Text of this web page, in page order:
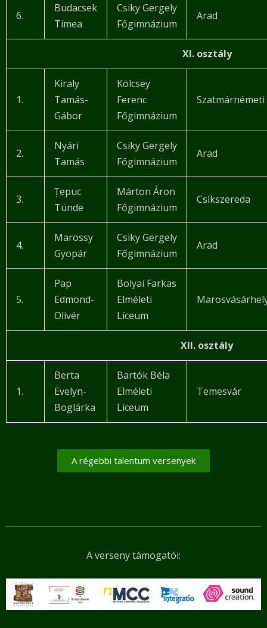
6.
Budacsek
Tímea
Csiky Gergely
Főgimnázium
Arad
XI. osztály
1.
Kiraly
Tamás-
Gábor
Kölcsey
Ferenc
Főgimnázium
Szatmárnémeti
2.
Nyári
Tamás
Csiky Gergely
Főgimnázium
Arad
3.
Țepuc
Tünde
Márton Áron
Főgimnázium
Csíkszereda
4.
Marossy
Gyopár
Csiky Gergely
Főgimnázium
Arad
5.
Pap
Edmond-
Olivér
Bolyai Farkas
Elméleti
Líceum
XII. osztály
1.
Berta
Evelyn-
Boglárka
Bartók Béla
Elméleti
Líceum
Temesvár
A régebbi talentum versenyek
A verseny támogatói: